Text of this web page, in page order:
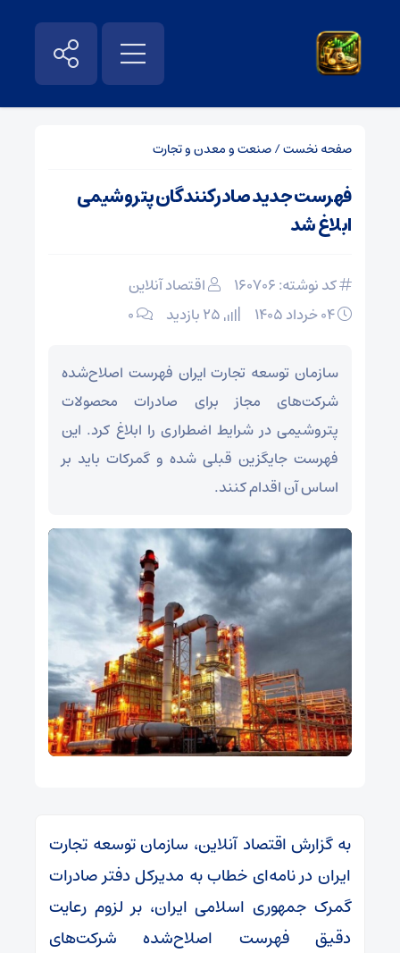
صفحه نخست/صنعت و معدن و تجارت
فهرست جدید صادرکنندگان پتروشیمی
ابلاغ شد
کد نوشته: 160706
اقتصاد آنلاین
۰
سازمان توسعه تجارت ایران فهرست اصلاح‌شده
شرکت‌های مجاز برای صادرات محصولات
پتروشیمی در شرایط اضطراری را ابلاغ کرد. این
فهرست جایگزین قبلی شده و گمرکات باید بر
اساس آن اقدام کنند.
به گزارش اقتصاد آنلاین، سازمان توسعه تجارت
ایران در نامه‌ای خطاب به مدیرکل دفتر صادرات
گمرک جمهوری اسلامی ایران، بر لزوم رعایت
دقیق فهرست اصلاح‌شده شرکت‌های